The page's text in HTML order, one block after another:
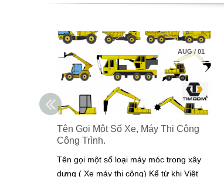
AUG/01
Tên Gọi Một Số Xe, Máy Thi Công
Công Trình.
Tên gọi một số loại máy móc trong xây
dựng ( Xe máy thi công) Kể từ khi Việt